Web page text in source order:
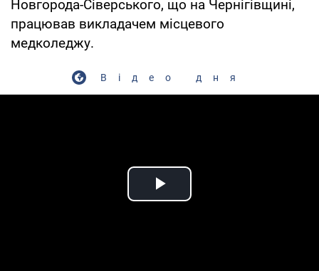
Новгорода-Сіверського, що на Чернігівщині,
працював викладачем місцевого
медколеджу.
Відео дня
Play Video